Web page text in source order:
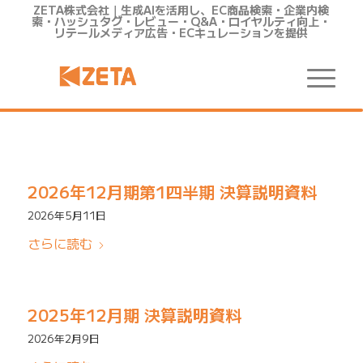
ZETA株式会社｜生成AIを活用し、EC商品検索・企業内検
索・ハッシュタグ・レビュー・Q&A・ロイヤルティ向上・
リテールメディア広告・ECキュレーションを提供
2026年12月期第1四半期 決算説明資料
2026年5月11日
さらに読む
2025年12月期 決算説明資料
2026年2月9日